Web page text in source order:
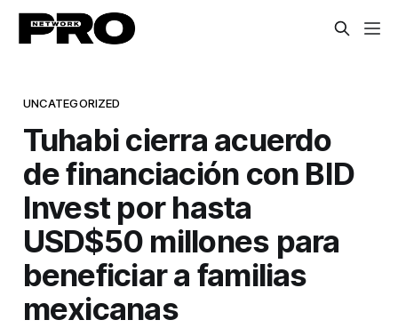
UNCATEGORIZED
Tuhabi cierra acuerdo
de financiación con BID
Invest por hasta
USD$50 millones para
beneficiar a familias
mexicanas